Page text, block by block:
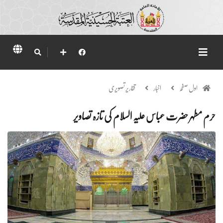
اول صفحہ اخبار تقاریر تصویری
حرم مطہر حضرت عباس علیہ السلام کی تازہ تصاویر